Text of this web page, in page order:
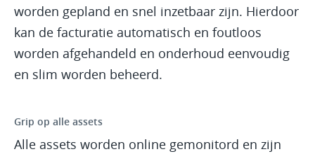
worden gepland en snel inzetbaar zijn. Hierdoor
kan de facturatie automatisch en foutloos
worden afgehandeld en onderhoud eenvoudig
en slim worden beheerd.
Grip op alle assets
Alle assets worden online gemonitord en zijn